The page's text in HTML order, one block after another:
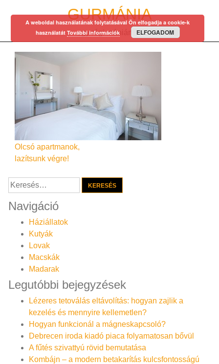
GURMÁNIA
egy régi mániám…
Bejegyzés
navigáció
Olcsó apartmanok,
lazítsunk végre!
Keresés:
Navigáció
Háziállatok
Kutyák
Lovak
Macskák
Madarak
Legutóbbi bejegyzések
Lézeres tetoválás eltávolítás: hogyan zajlik a
kezelés és mennyire kellemetlen?
Hogyan funkcionál a mágneskapcsoló?
Debrecen iroda kiadó piaca folyamatosan bővül
A fűtés szivattyú rövid bemutatása
Kombájn – a modern betakarítás kulcsfontosságú
A weboldal használatának folytatásával Ön elfogadja a cookie-k
használatát További információk ELFOGADOM